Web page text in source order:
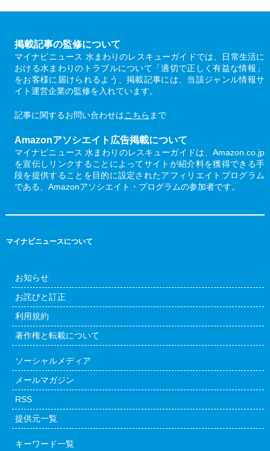
掲載記事の監修について
マイナビニュース 水まわりのレスキューガイドでは、日常生活に
おける水まわりのトラブルについて「適切で正しく有益な情報」
をお客様に届けられるよう、掲載記事には、当該ジャンル情報サ
イト運営企業の監修を入れています。
記事に関するお問い合わせはこちら まで
Amazonアソシエイト広告掲載について
マイナビニュース 水まわりのレスキューガイドは、Amazon.co.jp
を宣伝しリンクすることによってサイトが紹介料を獲得できる手
段を提供することを目的に設定されたアフィリエイトプログラム
である、Amazonアソシエイト・プログラムの参加者です。
マイナビニュースについて
お知らせ
お詫びと訂正
利用規約
著作権と転載について
ソーシャルメディア
メールマガジン
RSS
提供元一覧
キーワード一覧